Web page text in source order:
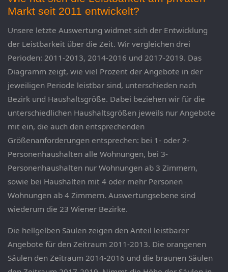
Markt seit 2011 entwickelt?
Unsere letzte Auswertung widmet sich der Entwicklung
der Leistbarkeit über die Zeit. Wir vergleichen drei
Perioden: 2011-2013, 2014-2016 und 2017-2019. Das
Diagramm zeigt, wie viel Prozent der Angebote in der
jeweiligen Periode leistbar sind, unterschieden nach
Bezirk und Haushaltsgröße. Dabei beziehen wir für die
unterschiedlichen Haushaltsgrößen jeweils nur Angebote
mit ein, die auch den entsprechenden
Größenanforderungen entsprechen: bei 1- oder 2-
Personenhaushalten alle Wohnungen, bei 3-
Personenhaushalten nur Wohnungen ab 3 Zimmern,
sowie bei Haushalten mit 4 oder mehr Personen
Wohnungen ab 4 Zimmern. Auswertungsebene sind
wiederum die 23 Wiener Bezirke.
Die hellgelben Säulen zeigen den Anteil leistbarer
Angebote für den Zeitraum 2011-2013. Die orangenen
Säulen den Zeitraum 2014-2016 und die braunen Säulen